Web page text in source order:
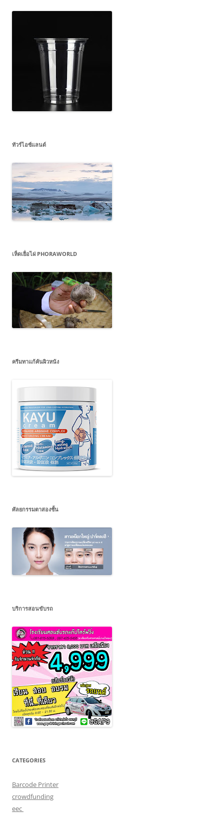
ทัวร์ไอซ์แลนด์
เห็ดเยื่อไผ่ PHORAWORLD
ครีมทาแก้คันผิวหนัง
ศัลยกรรมตาสองชั้น
บริการสอนขับรถ
CATEGORIES
Barcode Printer
crowdfunding
eec